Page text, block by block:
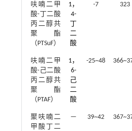
呋喃二甲
酸-丁二酸
丙二醇共
聚酯
（PTSuF）
1，
4-
二
酸
-7 323
呋喃二甲
酸-己二酸
丙二醇共
聚酯
（PTAF）
1，
6-
己
二
酸
-25~48
聚呋喃二
甲酸丁二
— 39~42